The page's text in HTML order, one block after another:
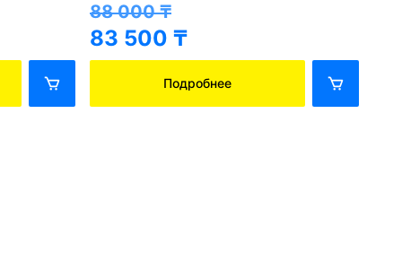
88 000₸
83 500 ₸
Подробнее